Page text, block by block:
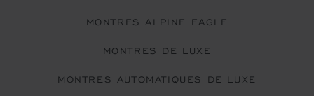
MONTRES ALPINE EAGLE
MONTRES DE LUXE
MONTRES AUTOMATIQUES DE LUXE